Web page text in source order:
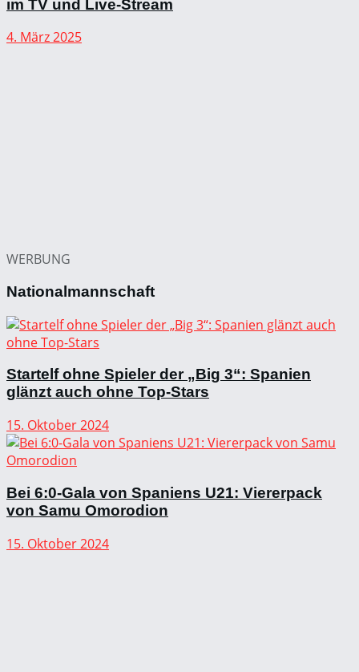
im TV und Live-Stream
4. März 2025
WERBUNG
Nationalmannschaft
Startelf ohne Spieler der „Big 3“: Spanien
glänzt auch ohne Top-Stars
15. Oktober 2024
Bei 6:0-Gala von Spaniens U21: Viererpack
von Samu Omorodion
15. Oktober 2024